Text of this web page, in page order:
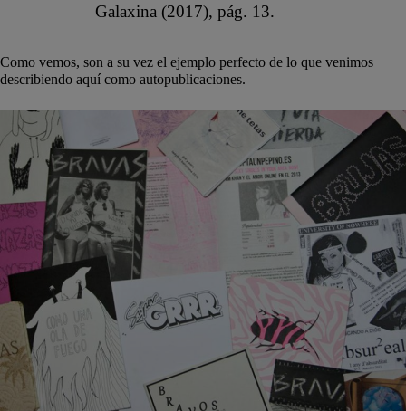
Galaxina (2017), pág. 13.
Como vemos, son a su vez el ejemplo perfecto de lo que venimos
describiendo aquí como autopublicaciones.